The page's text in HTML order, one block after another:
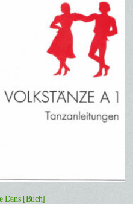
Dans [Buch]